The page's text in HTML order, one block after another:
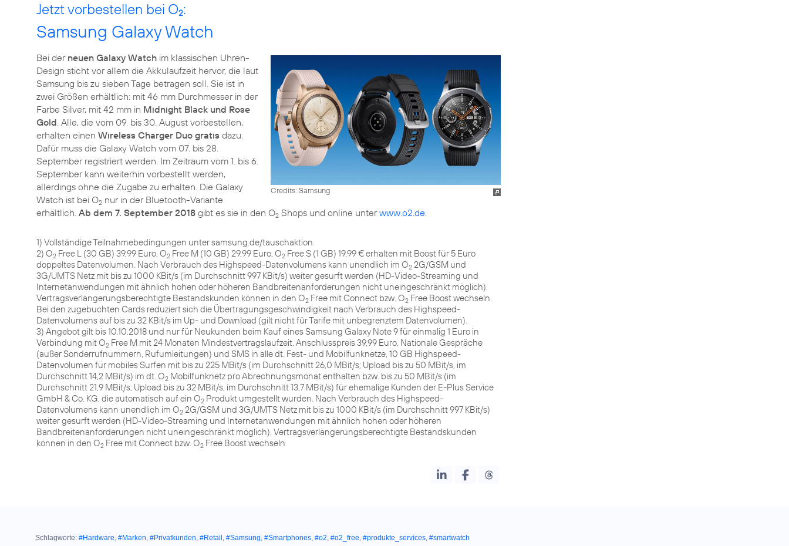
Jetzt vorbestellen bei O2:
Samsung Galaxy Watch
Credits: Samsung
Bei der neuen Galaxy Watch im klassischen Uhren-
Design sticht vor allem die Akkulaufzeit hervor, die laut
Samsung bis zu sieben Tage betragen soll. Sie ist in
zwei Größen erhältlich: mit 46 mm Durchmesser in der
Farbe Silver, mit 42 mm in Midnight Black und Rose
Gold. Alle, die vom 09. bis 30. August vorbestellen,
erhalten einen Wireless Charger Duo gratis dazu.
Dafür muss die Galaxy Watch vom 07. bis 28.
September registriert werden. Im Zeitraum vom 1. bis 6.
September kann weiterhin vorbestellt werden,
allerdings ohne die Zugabe zu erhalten. Die Galaxy
Watch ist bei O2 nur in der Bluetooth-Variante
erhältlich. Ab dem 7. September 2018 gibt es sie in den O2 Shops und online unterwww.o2.de.
1) Vollständige Teilnahmebedingungen unter samsung.de/tauschaktion.
2) O2 Free L (30 GB) 39,99 Euro, O2 Free M (10 GB) 29,99 Euro, O2 Free S (1 GB) 19,99 € erhalten mit Boost für 5 Euro
doppeltes Datenvolumen. Nach Verbrauch des Highspeed-Datenvolumens kann unendlich im O2 2G/GSM und
3G/UMTS Netz mit bis zu 1000 KBit/s (im Durchschnitt 997 KBit/s) weiter gesurft werden (HD-Video-Streaming und
Internetanwendungen mit ähnlich hohen oder höheren Bandbreitenanforderungen nicht uneingeschränkt möglich).
Vertragsverlängerungsberechtigte Bestandskunden können in den O2 Free mit Connect bzw. O2 Free Boost wechseln.
Bei den zugebuchten Cards reduziert sich die Übertragungsgeschwindigkeit nach Verbrauch des Highspeed-
Datenvolumens auf bis zu 32 KBit/s im Up- und Download (gilt nicht für Tarife mit unbegrenztem Datenvolumen).
3) Angebot gilt bis 10.10.2018 und nur für Neukunden beim Kauf eines Samsung Galaxy Note 9 für einmalig 1 Euro in
Verbindung mit O2 Free M mit 24 Monaten Mindestvertragslaufzeit. Anschlusspreis 39,99 Euro. Nationale Gespräche
(außer Sonderrufnummern, Rufumleitungen) und SMS in alle dt. Fest- und Mobilfunknetze, 10 GB Highspeed-
Datenvolumen für mobiles Surfen mit bis zu 225 MBit/s (im Durchschnitt 26,0 MBit/s; Upload bis zu 50 MBit/s, im
Durchschnitt 14,2 MBit/s) im dt. O2 Mobilfunknetz pro Abrechnungsmonat enthalten bzw. bis zu 50 MBit/s (im
Durchschnitt 21,9 MBit/s; Upload bis zu 32 MBit/s, im Durchschnitt 13,7 MBit/s) für ehemalige Kunden der E-Plus Service
GmbH & Co. KG, die automatisch auf ein O2 Produkt umgestellt wurden. Nach Verbrauch des Highspeed-
Datenvolumens kann unendlich im O2 2G/GSM und 3G/UMTS Netz mit bis zu 1000 KBit/s (im Durchschnitt 997 KBit/s)
weiter gesurft werden (HD-Video-Streaming und Internetanwendungen mit ähnlich hohen oder höheren
Bandbreitenanforderungen nicht uneingeschränkt möglich). Vertragsverlängerungsberechtigte Bestandskunden
können in den O2 Free mit Connect bzw. O2 Free Boost wechseln.
Schlagworte: #Hardware, #Marken, #Privatkunden, #Retail , #Samsung, #Smartphones, #o2, #o2_free, #produkte_services, #smartwatch